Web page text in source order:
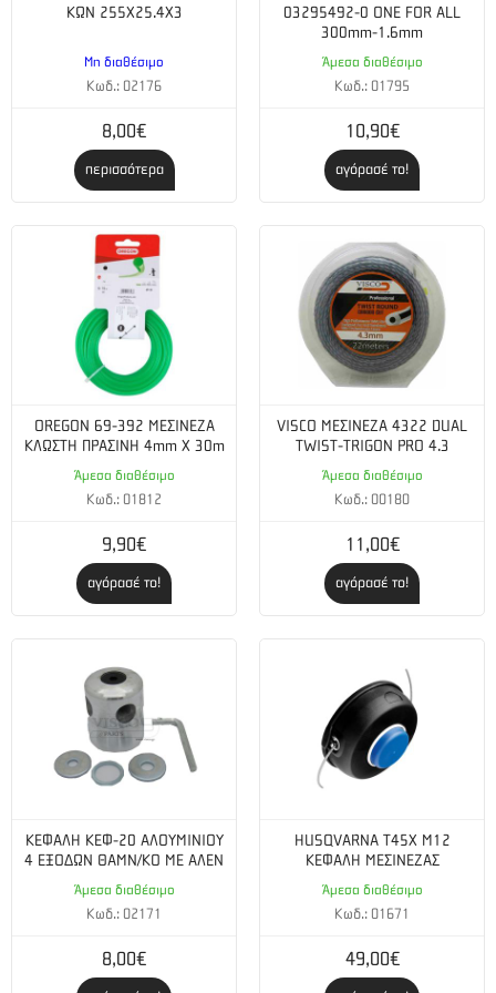
Μέγιστη ισχύς 1.0 kW / 1,34 Hp
Κυβισμός 32.6 cm³
Ταχύτητα μέγιστης ισχύος 7500 σ.α.λ.
Στροφές ανά λεπτό σύμπλεξης συμπλέκτη 4880 σ.α.λ.
Μέγιστη ροπή 1.3 Nm
Μέγιστη ροπή 6000 σ.α.λ.
Μπουζί NGK BPM7A, Husqvarna HQT-1
Διάκενο ηλεκτροδίου 0.6 mm
Εκπομπές καυσαερίων (CO2 EU V) 1001.44 g/kWh
Μέτρηση εκπομπών θορύβου 106.9 dB(A)
Πίεση θορύβου στα αυτιά του χειριστή 96.9 dB(A)
χειρολαβή 6.2 m/s²
Εκπομπές καυσαερίων (μέσος όρος HC) 36.04 g/kWh
ΚΩΝ 255X25.4X3
Μη διαθέσιμο
Κωδ.: 02176
8,00€
περισσότερα
03295492-0 ONE FOR ALL
300mm-1.6mm
Άμεσα διαθέσιμο
Κωδ.: 01795
10,90€
αγόρασέ το!
OREGON 69-392 ΜΕΣΙΝΕΖΑ
ΚΛΩΣΤΗ ΠΡΑΣΙΝΗ 4mm X 30m
Άμεσα διαθέσιμο
Κωδ.: 01812
9,90€
αγόρασέ το!
VISCO ΜΕΣΙΝΕΖΑ 4322 DUAL
TWIST-TRIGON PRO 4.3
Άμεσα διαθέσιμο
Κωδ.: 00180
11,00€
αγόρασέ το!
ΚΕΦΑΛΗ ΚΕΦ-20 ΑΛΟΥΜΙΝΙΟΥ
4 ΕΞΟΔΩΝ ΘΑΜΝ/ΚΟ ΜΕ ΑΛΕΝ
Άμεσα διαθέσιμο
Κωδ.: 02171
8,00€
HUSQVARNA Τ45X M12
ΚΕΦΑΛΗ ΜΕΣΙΝΕΖΑΣ
Άμεσα διαθέσιμο
Κωδ.: 01671
49,00€